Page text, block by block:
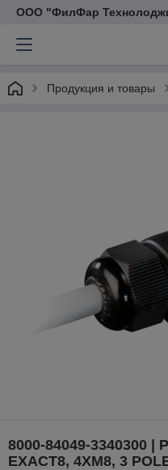
ООО "ФилФар
Продукция и товары
8000-84049-3340300 |
EXACT8, 4XM8, 3